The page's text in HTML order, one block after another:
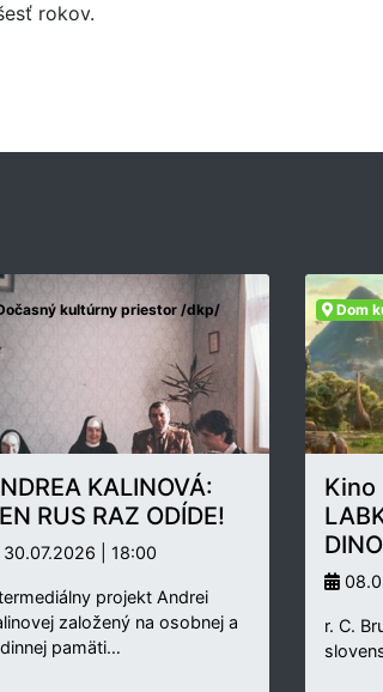
rokov.
kultúrny priestor /dkp/
KALINOVÁ:
RUS RAZ ODÍDE!
30.07.2026 | 18:00
projekt Andrei
založený na osobnej a
pamäti…
Dom
Kino
r. C.